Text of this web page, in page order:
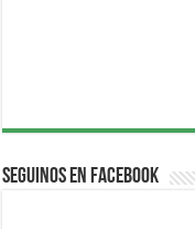
Seguinos en Facebook